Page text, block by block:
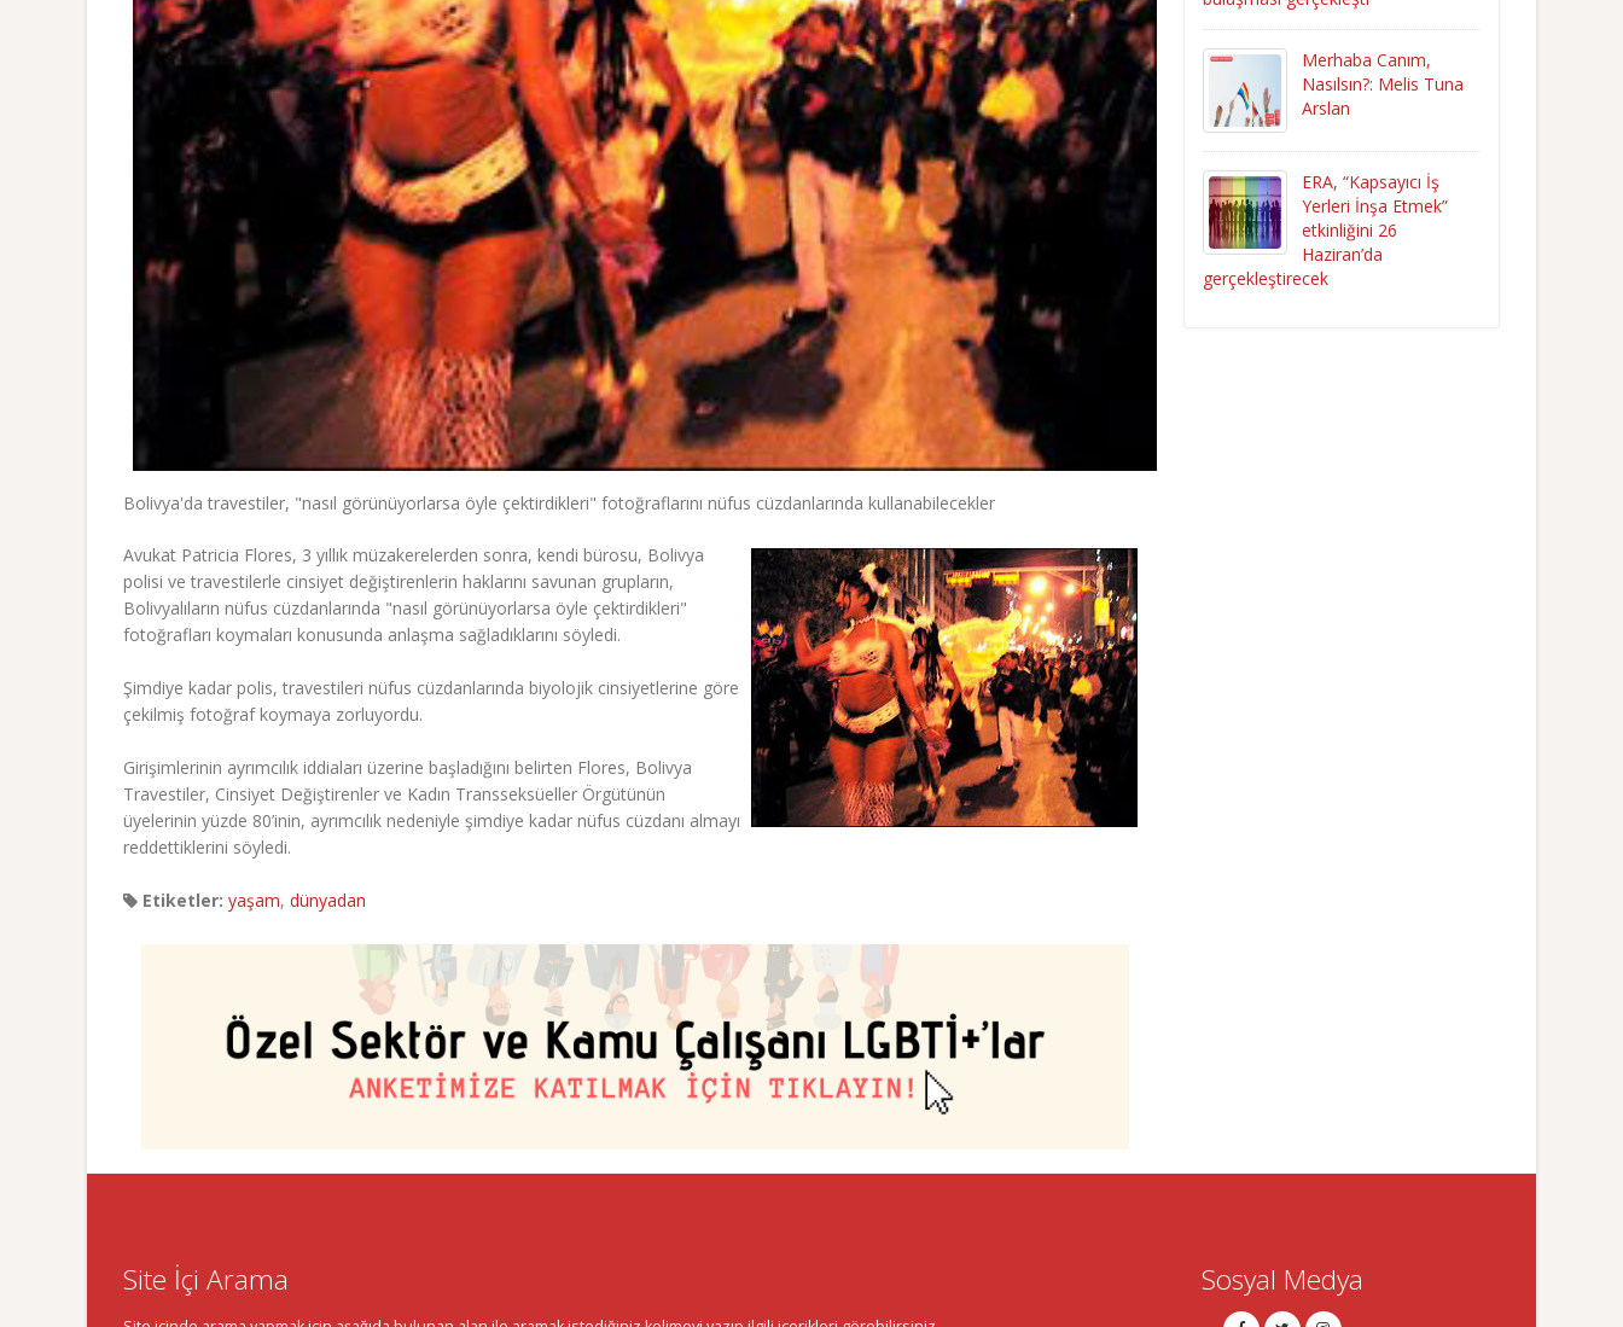
Bolivya'da travestiler, "nasıl görünüyorlarsa öyle çektirdikleri" fotoğraflarını nüfus cüzdanlarında kullanabilecekler
Avukat Patricia Flores, 3 yıllık müzakerelerden sonra, kendi bürosu, Bolivya
polisi ve travestilerle cinsiyet değiştirenlerin haklarını savunan grupların,
Bolivyalıların nüfus cüzdanlarında "nasıl görünüyorlarsa öyle çektirdikleri"
fotoğrafları koymaları konusunda anlaşma sağladıklarını söyledi.
Şimdiye kadar polis, travestileri nüfus cüzdanlarında biyolojik cinsiyetlerine göre
çekilmiş fotoğraf koymaya zorluyordu.
Girişimlerinin ayrımcılık iddiaları üzerine başladığını belirten Flores, Bolivya
Travestiler, Cinsiyet Değiştirenler ve Kadın Transseksüeller Örgütünün
üyelerinin yüzde 80’inin, ayrımcılık nedeniyle şimdiye kadar nüfus cüzdanı almayı
reddettiklerini söyledi.
Etiketler: yaşam, dünyadan
Merhaba Canım,
Nasılsın?: Melis Tuna
Arslan
ERA, “Kapsayıcı İş
Yerleri İnşa Etmek”
etkinliğini 26
Haziran’da
gerçekleştirecek
Site İçi Arama Sosyal Medya